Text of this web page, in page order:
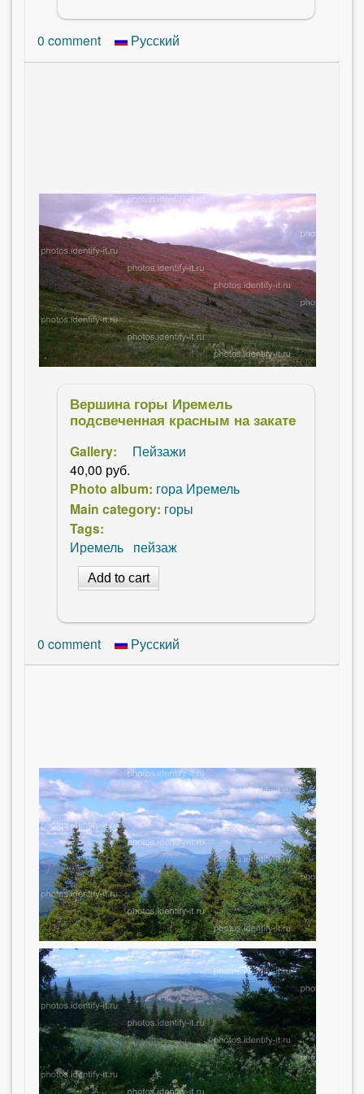
0 comment Русский
Вершина горы Иремель
подсвеченная красным на закате
Gallery:
Пейзажи
40,00 руб.
Photo album: гора Иремель
Main category: горы
Tags:
Иремель пейзаж
0 comment Русский